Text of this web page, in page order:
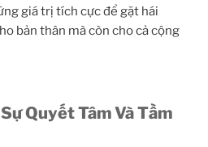
giá trị tích cực để gặt hái
bản thân mà còn cho cả cộng
Quyết Tâm Và Tầm